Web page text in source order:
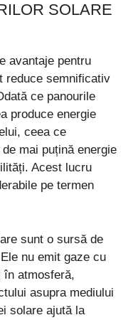
SOLARE
avantaje pentru
reduce semnificativ
ce panourile
produce energie
ceea ce
mai puțină energie
Acest lucru
pe termen
sunt o sursă de
nu emit gaze cu
în atmosferă,
asupra mediului
solare ajută la